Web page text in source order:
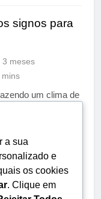
signos para
3 meses
mins
um clima de
sobre
É um mês que
tanto internos
e pede mais
escolhas do dia a
as tendências
a sua
e
os cookies
. Clique em